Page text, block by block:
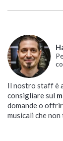
Il nostro staff è
consigliare sul
domande o
musicali che